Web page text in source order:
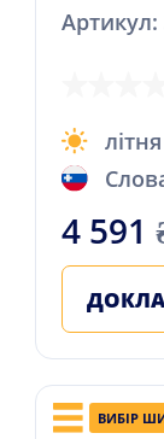
Артикул:
літня
4 591
ВИБІР